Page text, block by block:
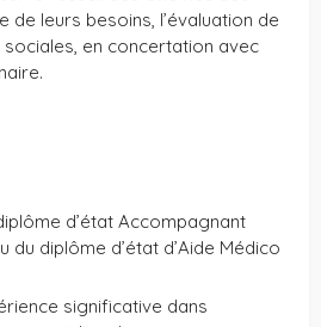
de leurs besoins, l’évaluation de
en concertation avec
d’état Accompagnant
du diplôme d’état d’Aide Médico
significative dans